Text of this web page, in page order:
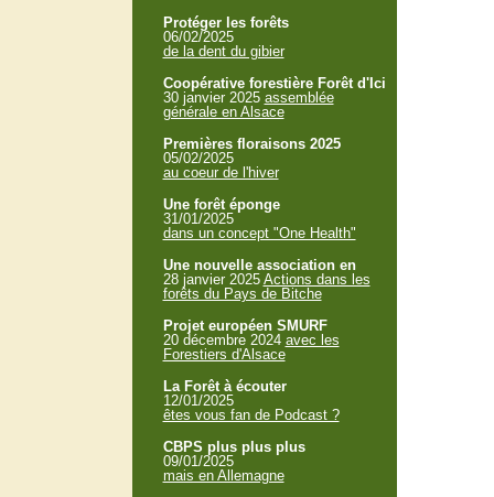
Protéger les forêts
06/02/2025
de la dent du gibier
Coopérative forestière Forêt d'Ici
30 janvier 2025 assemblée
générale en Alsace
Premières floraisons 2025
05/02/2025
au coeur de l'hiver
Une forêt éponge
31/01/2025
dans un concept "One Health"
Une nouvelle association en
28 janvier 2025 Actions dans les
forêts du Pays de Bitche
Projet européen SMURF
20 décembre 2024 avec les
Forestiers d'Alsace
La Forêt à écouter
12/01/2025
êtes vous fan de Podcast ?
CBPS plus plus plus
09/01/2025
mais en Allemagne